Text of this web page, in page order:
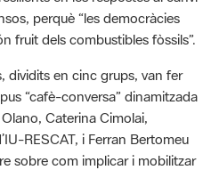
dividits en cinc grups, van fer
“cafè-conversa” dinamitzada
Caterina Cimolai,
RESCAT, i Ferran Bertomeu
sobre com implicar i mobilitzar
(laboratius vius), van
ampli, van comentar
amb altres projectes, van